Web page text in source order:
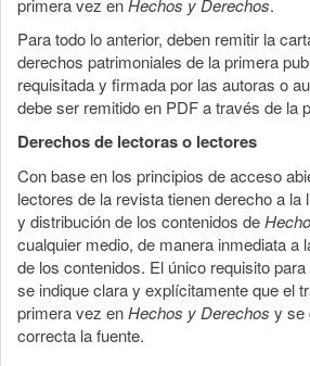
primera vez enHechos y Derechos.
Para todo lo anterior, deben remitir la
derechos patrimoniales de la primera
requisitada y firmada por las autoras o
debe ser remitido en PDF a través de la
Derechos de lectoras o lectores
Con base en los principios de acceso
lectores de la revista tienen derecho a la
y distribución de los contenidos de
cualquier medio, de manera inmediata a
de los contenidos. El único requisito
se indique clara y explícitamente que el
primera vez enHechos y Derechos y se
correcta la fuente.